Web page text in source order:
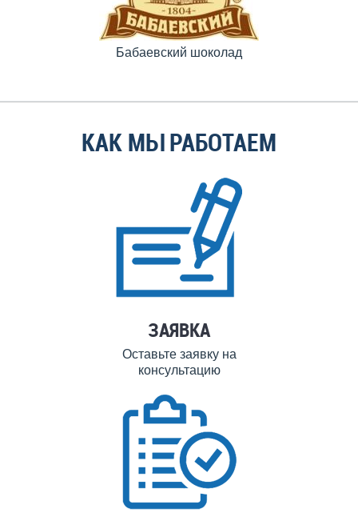
Бабаевский шоколад
КАК МЫ РАБОТАЕМ
ЗАЯВКА
Оставьте заявку на
консультацию